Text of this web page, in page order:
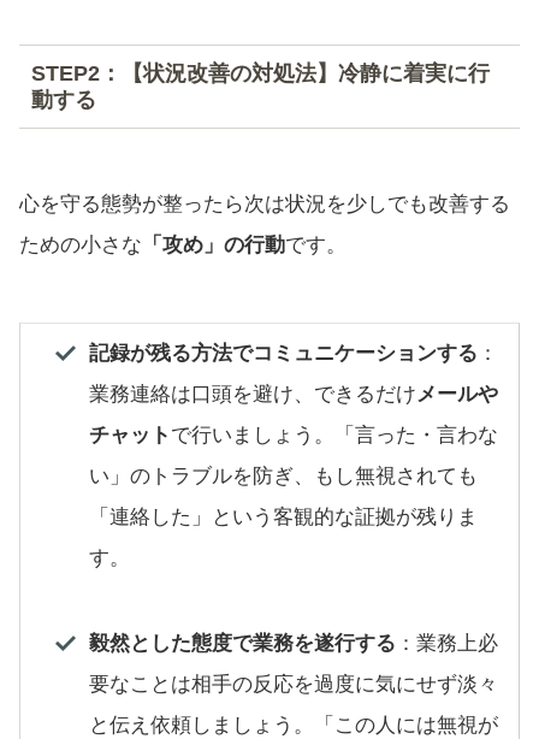
STEP2：【状況改善の対処法】冷静に着実に行
動する
心を守る態勢が整ったら次は状況を少しでも改善する
ための小さな 「攻め」の行動です。
記録が残る方法でコミュニケーションする ：
業務連絡は口頭を避け、できるだけ メールや
チャット で行いましょう。「言った・言わな
い」のトラブルを防ぎ、もし無視されても
「連絡した」という客観的な証拠が残りま
す。
毅然とした態度で業務を遂行する ：業務上必
要なことは相手の反応を過度に気にせず淡々
と伝え依頼しましょう。「この人には無視が